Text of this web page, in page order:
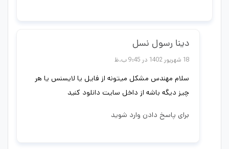
دینا رسول نسل
18 شهریور 1402 در 9:45 ب.ظ
سلام مهندس مشکل میتونه از فایل یا لایسنس یا هر
چیز دیگه باشه از داخل سایت دانلود کنید
برای پاسخ دادن وارد شوید